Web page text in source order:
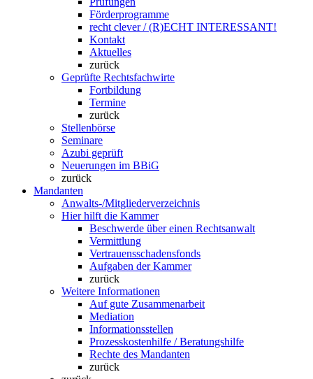
Förderprogramme
recht clever / (R)ECHT INTERESSANT!
Kontakt
Aktuelles
zurück
Geprüfte Rechtsfachwirte
Fortbildung
Termine
zurück
Stellenbörse
Seminare
Azubi geprüft
Neuerungen im BBiG
zurück
Mandanten
Anwalts-/Mitgliederverzeichnis
Hier hilft die Kammer
Beschwerde über einen Rechtsanwalt
Vermittlung
Vertrauensschadensfonds
Aufgaben der Kammer
zurück
Weitere Informationen
Auf gute Zusammenarbeit
Mediation
Informationsstellen
Prozesskostenhilfe / Beratungshilfe
Rechte des Mandanten
zurück